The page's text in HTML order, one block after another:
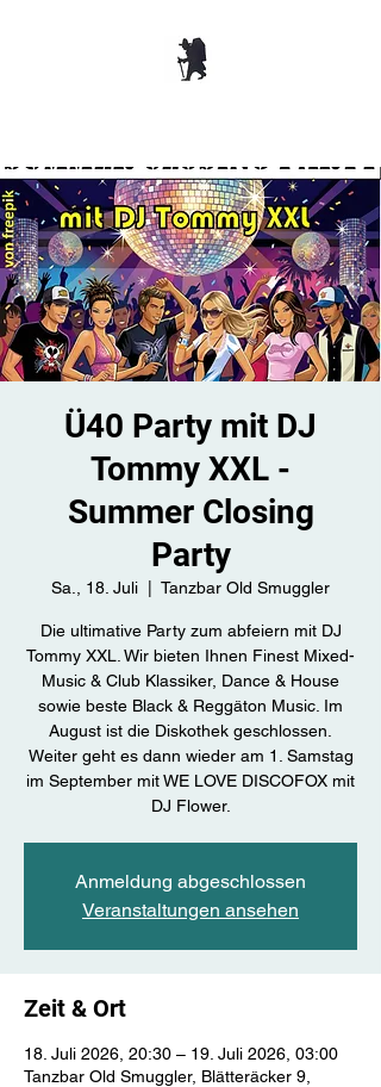
Ü40 Party mit DJ
Tommy XXL -
Summer Closing
Party
Sa., 18. Juli Tanzbar Old Smuggler
Die ultimative Party zum abfeiern mit DJ
Tommy XXL. Wir bieten Ihnen Finest Mixed-
Music & Club Klassiker, Dance & House
sowie beste Black & Reggäton Music. Im
August ist die Diskothek geschlossen.
Weiter geht es dann wieder am 1. Samstag
im September mit WE LOVE DISCOFOX mit
DJ Flower.
Anmeldung abgeschlossen
Veranstaltungen ansehen
Zeit & Ort
18. Juli 2026, 20:30 – 19. Juli 2026, 03:00
Tanzbar Old Smuggler, Blätteräcker 9,